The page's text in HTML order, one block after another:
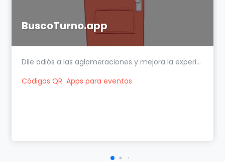
BuscoTurno.app
Dile adiós a las aglomeraciones y mejora la experi...
Códigos QR Apps para eventos